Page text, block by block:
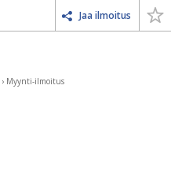
Jaa ilmoitus
› Myynti-ilmoitus